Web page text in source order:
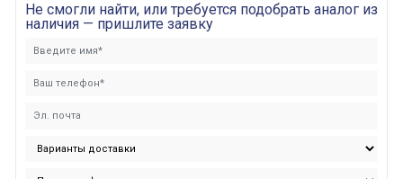
Не смогли найти, или требуется подобрать аналог из
наличия — пришлите заявку